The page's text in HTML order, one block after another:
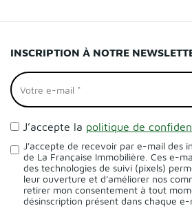
INSCRIPTION À NOTRE
J’accepte la politique de
J'accepte de recevoir par e-mail des
de La Française Immobilière. Ces e-
des technologies de suivi (pixels)
leur ouverture et d'améliorer nos
retirer mon consentement à tout
désinscription présent dans chaque e-